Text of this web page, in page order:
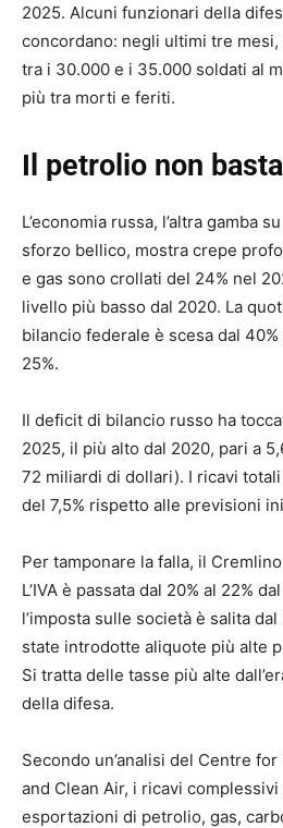
2025. Alcuni funzionari della
concordano: negli ultimi tre mesi,
tra i 30.000 e i 35.000 soldati al
più tra morti e feriti.
Il petrolio non
L’economia russa, l’altra gamba
sforzo bellico, mostra crepe
e gas sono crollati del 24% nel
livello più basso dal 2020. La
bilancio federale è scesa dal
25%.
Il deficit di bilancio russo ha
2025, il più alto dal 2020, pari a
72 miliardi di dollari). I ricavi
del 7,5% rispetto alle previsioni
Per tamponare la falla, il
L’IVA è passata dal 20% al 22%
l’imposta sulle società è salita dal
state introdotte aliquote più alte
Si tratta delle tasse più alte
della difesa.
Secondo un’analisi del Centre
and Clean Air, i ricavi
esportazioni di petrolio, gas,